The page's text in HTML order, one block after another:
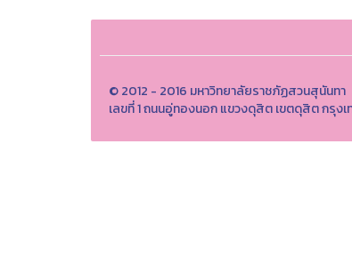
© 2012 - 2016 มหาวิทยาลัยราชภัฏสวนสุนันทา
เลขที่ 1 ถนนอู่ทองนอก แขวงดุสิต เขตดุสิต กรุ